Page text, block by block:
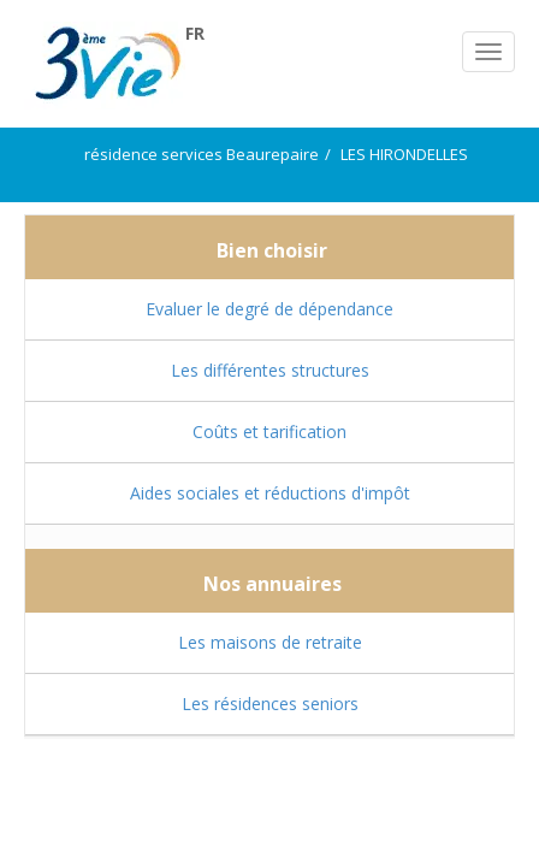
FR
résidence services Beaurepaire LES HIRONDELLES
Bien choisir
Evaluer le degré de dépendance
Les différentes structures
Coûts et tarification
Aides sociales et réductions d'impôt
Nos annuaires
Les maisons de retraite
Les résidences seniors